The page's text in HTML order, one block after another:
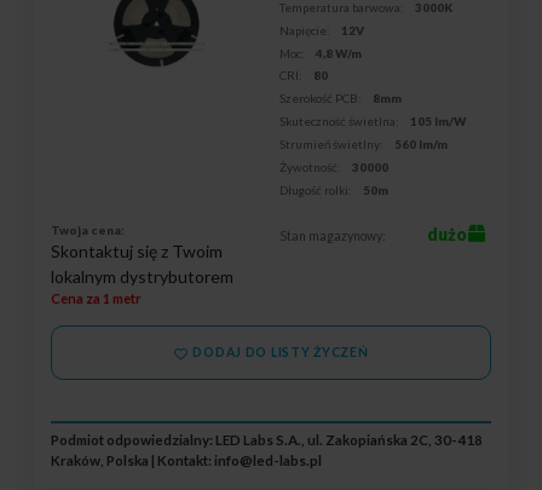
Temperatura barwowa:
3000K
Napięcie:
12V
Moc:
4,8 W/m
CRI:
80
Szerokość PCB:
8mm
Skuteczność świetlna:
105 lm/W
Strumień świetlny:
560 lm/m
Żywotność:
30000
Długość rolki:
50m
Twoja cena:
Skontaktuj się z Twoim
lokalnym dystrybutorem
Cena za 1 metr
Stan magazynowy: dużo
DODAJ DO LISTY ŻYCZEŃ
Podmiot odpowiedzialny: LED Labs S.A., ul. Zakopiańska 2C, 30-418
Kraków, Polska | Kontakt: info@led-labs.pl